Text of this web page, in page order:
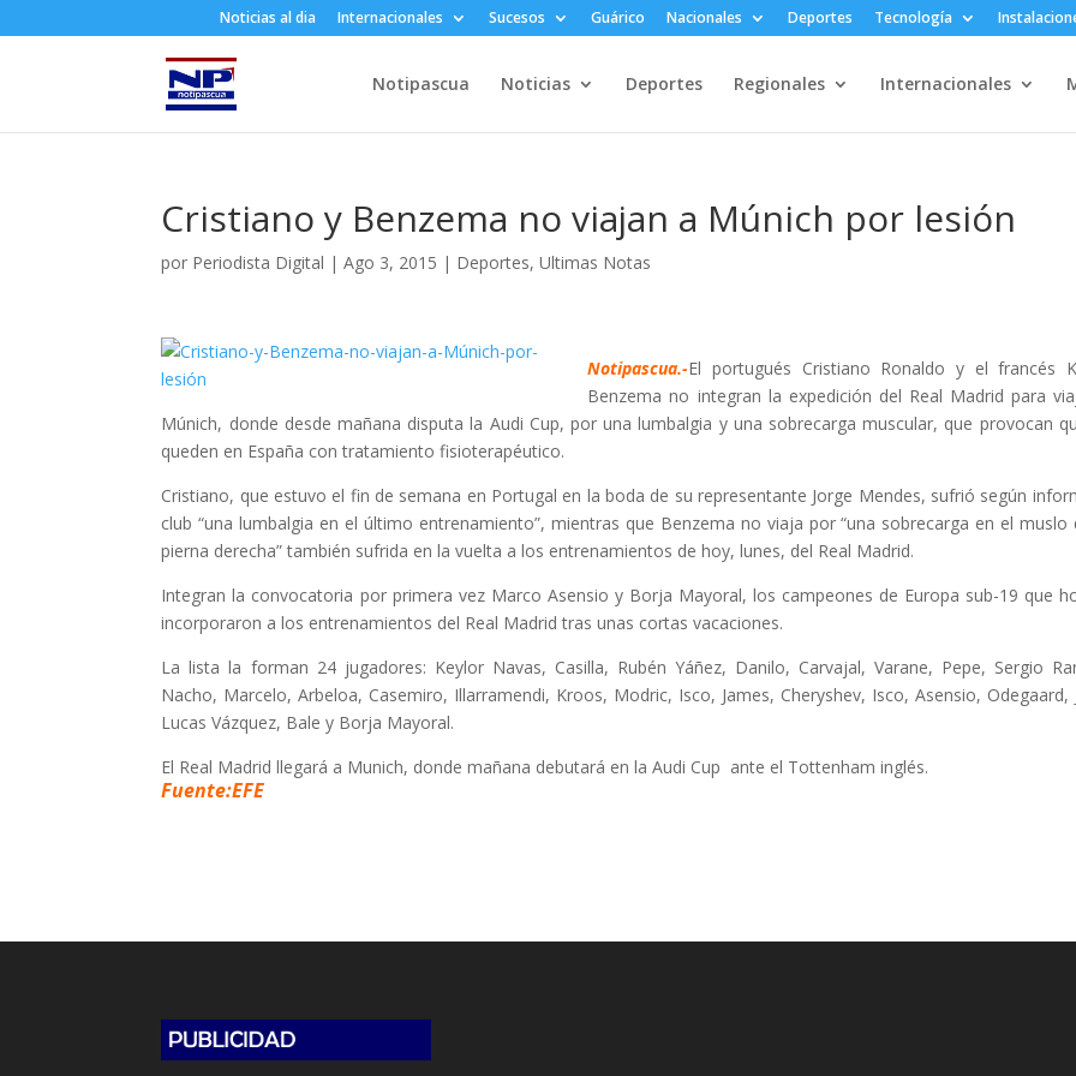
Noticias al dia Internacionales Sucesos Guárico Nacionales Deportes Tecnología
Notipascua Noticias Deportes Regionales Internacionales
Cristiano y Benzema no viajan a Múnich por lesión
por Periodista Digital |Ago 3, 2015 | Deportes,Ultimas Notas
Notipascua.-El portugués Cristiano Ronaldo y el francés
Benzema no integran la expedición del Real Madrid para
Múnich, donde desde mañana disputa la Audi Cup, por una lumbalgia y una sobrecarga muscular, que provocan
queden en España con tratamiento fisioterapéutico.
Cristiano, que estuvo el fin de semana en Portugal en la boda de su representante Jorge Mendes, sufrió según
club “una lumbalgia en el último entrenamiento”, mientras que Benzema no viaja por “una sobrecarga en el muslo
pierna derecha” también sufrida en la vuelta a los entrenamientos de hoy, lunes, del Real Madrid.
Integran la convocatoria por primera vez Marco Asensio y Borja Mayoral, los campeones de Europa sub-19 que
incorporaron a los entrenamientos del Real Madrid tras unas cortas vacaciones.
La lista la forman 24 jugadores: Keylor Navas, Casilla, Rubén Yáñez, Danilo, Carvajal, Varane, Pepe, Sergio
Nacho, Marcelo, Arbeloa, Casemiro, Illarramendi, Kroos, Modric, Isco, James, Cheryshev, Isco, Asensio, Odegaard,
Lucas Vázquez, Bale y Borja Mayoral.
El Real Madrid llegará a Munich, donde mañana debutará en la Audi Cup ante el Tottenham inglés.
Fuente:EFE